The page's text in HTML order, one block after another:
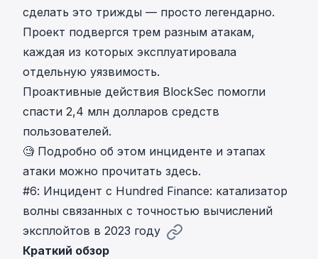
сделать это трижды — просто легендарно.
Проект подвергся трем разным атакам,
каждая из которых эксплуатировала
отдельную уязвимость.
Проактивные действия BlockSec помогли
спасти 2,4 млн долларов средств
пользователей.
🧐 Подробно об этом инциденте и этапах
атаки можно прочитать здесь.
#6: Инцидент с Hundred Finance: катализатор
волны связанных с точностью вычислений
эксплойтов в 2023 году
Краткий обзор